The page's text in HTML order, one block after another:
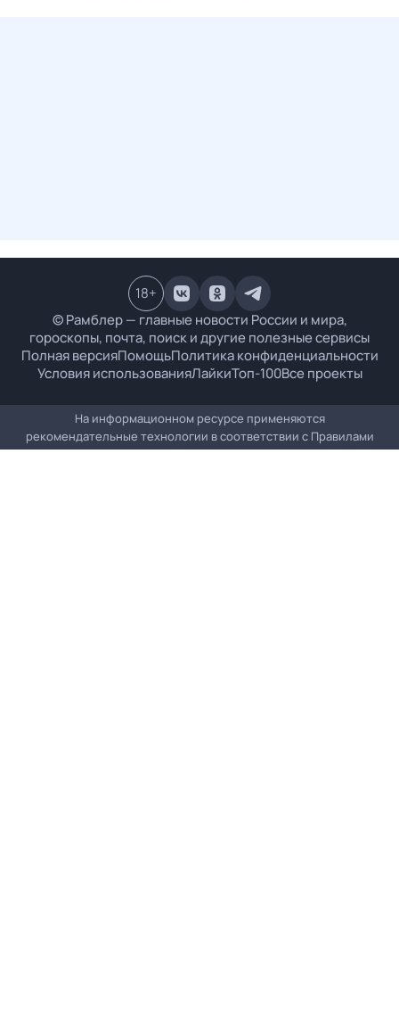
© Рамблер — главные новости России и мира,
гороскопы, почта, поиск и другие полезные сервисы
Полная версияПомощьПолитика конфиденциальности
Условия использованияЛайкиТоп-100Все проекты
18+
На информационном ресурсе применяются
рекомендательные технологии в соответствии с Правилами